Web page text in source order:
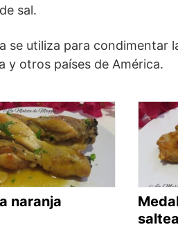
sal.
se utiliza para condimentar
y otros países de América.
naranja